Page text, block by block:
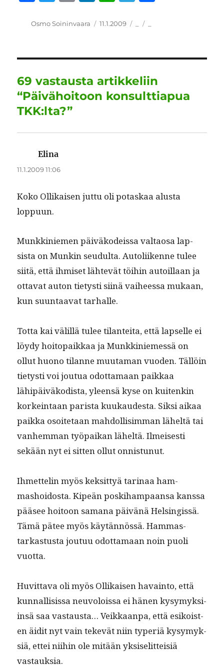
c
b
o
o
k
it
r
ai k
d
I
n
at
A
p
p
e
r
a
m
Kirjoittaja
Osmo Soininvaara Julkaistu
11.1.2009 Kategoriat
69 vastausta artikkeliin
“Päivähoitoon konsulttiapua
TKK:lta?”
Elina
11.1.2009 11:06
Koko Ollikaisen jut­tu oli potaskaa alus­ta
loppuun.
Munkkiniemen päiväkodeis­sa val­taosa lap­
sista on Munkin seudul­ta. Autoli­ikenne tulee
siitä, että ihmiset lähtevät töi­hin autoil­laan ja
otta­vat auton tietysti siinä vai­heessa mukaan,
kun suun­taa­vat tarhalle.
Tot­ta kai välil­lä tulee tilantei­ta, että lapselle ei
löy­dy hoitopaikkaa ja Munkkiniemessä on
ollut huono tilanne muu­ta­man vuo­den. Täl­löin
tietysti voi joutua odot­ta­maan paikkaa
lähipäiväkodista, yleen­sä kyse on kuitenkin
korkein­taan parista kuukaud­es­ta. Sik­si aikaa
paik­ka osoite­taan mah­dol­lisim­man läheltä tai
van­hem­man työ­paikan läheltä. Ilmeis­es­ti
sekään nyt ei sit­ten ollut onnistunut.
Ihmettelin myös kek­sit­tyä tari­naa ham­
mashoi­dos­ta. Kipeän poski­ham­paansa kanssa
pääsee hoitoon samana päivänä Helsingis­sä.
Tämä pätee myös käytän­nössä. Ham­mas­
tarkas­tus­ta joutuu odot­ta­maan noin puoli
vuotta.
Huvit­ta­va oli myös Ollikaisen havain­to, että
kun­nal­li­sis­sa neu­volois­sa ei hänen kysymyk­si­
in­sä saa vas­taus­ta… Veikkaan­pa, että esikois­t­
en äid­it nyt vain tekevät niin type­r­iä kysymyk­
siä, ettei niihin ole mitään yksiselit­teisiä
vastauksia.